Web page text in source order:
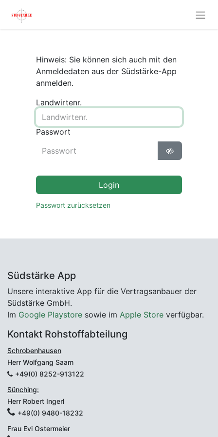
Hinweis: Sie können sich auch mit den
Anmeldedaten aus der Südstärke-App
anmelden.
Landwirtenr.
Passwort
Login
Passwort zurücksetzen
Südstärke App
Unsere interaktive App für die Vertragsanbauer der
Südstärke GmbH.
Im Google Playstore sowie im Apple Store verfügbar.
Kontakt Rohstoffabteilung
Schrobenhausen
Herr Wolfgang Saam
+49(0) 8252-913122
Sünching:
Herr Robert Ingerl
+49(0) 9480-18232
Frau Evi Ostermeier